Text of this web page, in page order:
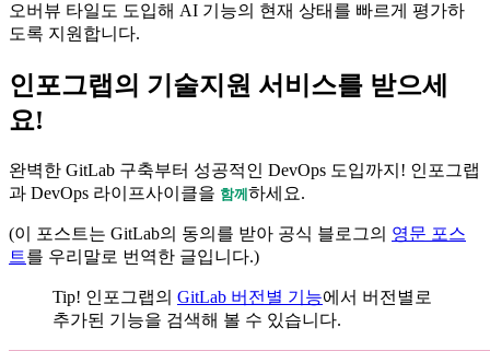
오버뷰 타일도 도입해 AI 기능의 현재 상태를 빠르게 평가하
도록 지원합니다.
인포그랩의 기술지원 서비스를 받으세
요!
완벽한 GitLab 구축부터 성공적인 DevOps 도입까지! 인포그랩
과 DevOps 라이프사이클을 함께 하세요.
(이 포스트는 GitLab의 동의를 받아 공식 블로그의 영문 포스
트를 우리말로 번역한 글입니다.)
Tip! 인포그랩의 GitLab 버전별 기능에서 버전별로
추가된 기능을 검색해 볼 수 있습니다.